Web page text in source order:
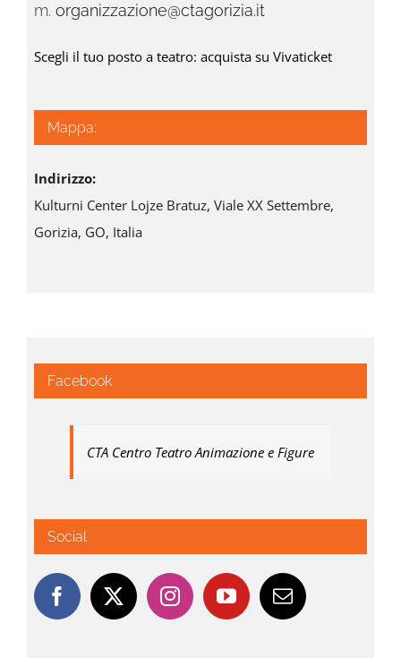
m. organizzazione@ctagorizia.it
Scegli il tuo posto a teatro: acquista su Vivaticket
Mappa:
Indirizzo:
Kulturni Center Lojze Bratuz, Viale XX Settembre,
Gorizia, GO, Italia
Facebook
CTA Centro Teatro Animazione e Figure
Social